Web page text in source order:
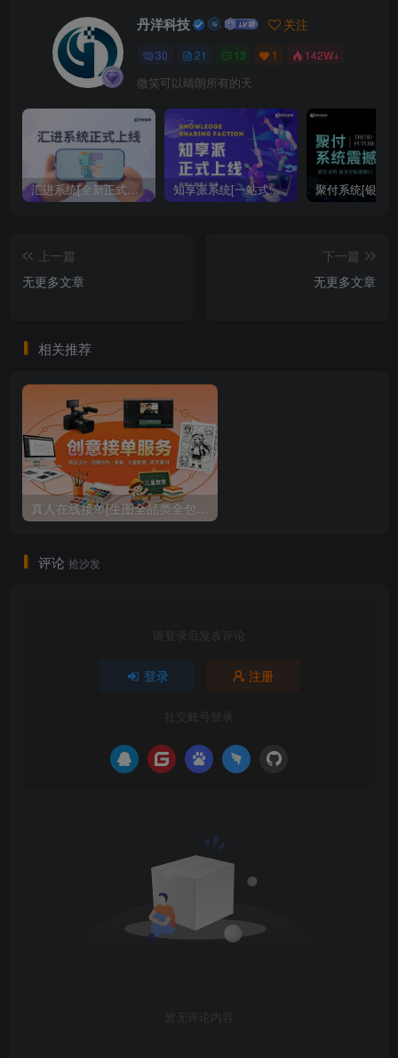
丹洋科技 关注
30 21 13 1 142W+
微笑可以晴朗所有的天
知享派系统[一站式知识付费与私域网校系统]
上一篇
无更多文章
下一篇
无更多文章
相关推荐
评论 抢沙发
请登录后发表评论
登录 注册
社交账号登录
暂无评论内容